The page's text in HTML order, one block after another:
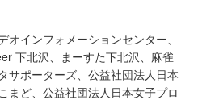
オインフォメーションセンター、
下北沢、まーすた下北沢、麻雀
サポーターズ、公益社団法人日本
まど、公益社団法人日本女子プロ